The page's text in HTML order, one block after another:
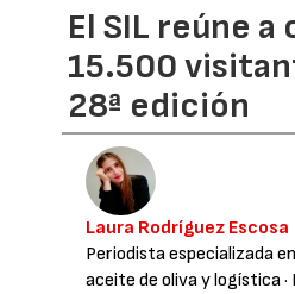
El SIL reúne a
15.500
28ª edición
Laura Rodríguez Escosa
Periodista especializada
aceite de oliva y logística